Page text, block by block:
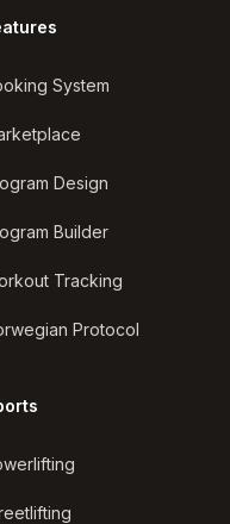
System
Design
Builder
Tracking
Protocol